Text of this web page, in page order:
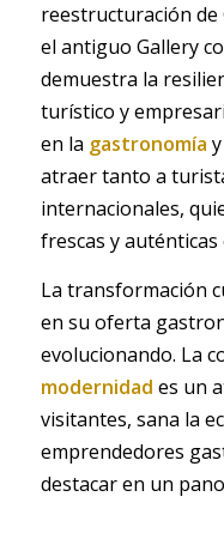
reestructuración de
el antiguo Gallery
demuestra la
turístico y
en la gastronomía
atraer tanto a
internacionales,
frescas y auténticas
La transformación
en su oferta
evolucionando. La
modernidad es un
visitantes, sana la
emprendedores
destacar en un